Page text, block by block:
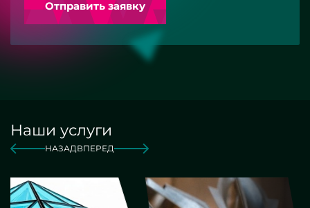
Отправить заявку
Наши услуги
НАЗАДВПЕРЕД